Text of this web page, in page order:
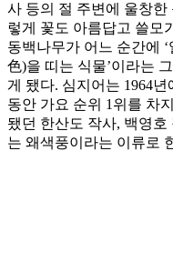
사 등의 절 주변에 울창한
렇게 꽃도 아름답고 쓸모
동백나무가 어느 순간에
色)을 띠는 식물’이라는
게 됐다. 심지어는 1964
동안 가요 순위 1위를 차
됐던 한산도 작사, 백영호
는 왜색풍이라는 이류로